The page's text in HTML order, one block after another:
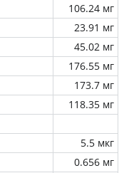
106.24 мг
23.91 мг
45.02 мг
176.55 мг
173.7 мг
118.35 мг
5.5 мкг
0.656 мг